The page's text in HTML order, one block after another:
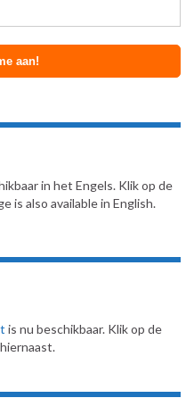
in het Engels. Klik op de
is also available in English.
is nu beschikbaar. Klik op de